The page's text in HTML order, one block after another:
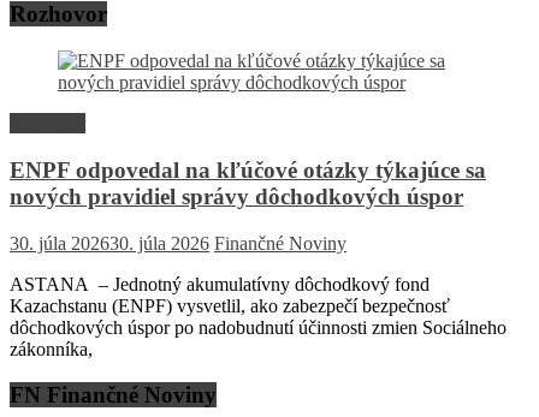
Rozhovor
ENPF odpovedal na kľúčové otázky týkajúce sa
nových pravidiel správy dôchodkových úspor
30. júla 202630. júla 2026 Finančné Noviny
ASTANA – Jednotný akumulatívny dôchodkový fond
Kazachstanu (ENPF) vysvetlil, ako zabezpečí bezpečnosť
dôchodkových úspor po nadobudnutí účinnosti zmien Sociálneho
zákonníka,
FN Finančné Noviny